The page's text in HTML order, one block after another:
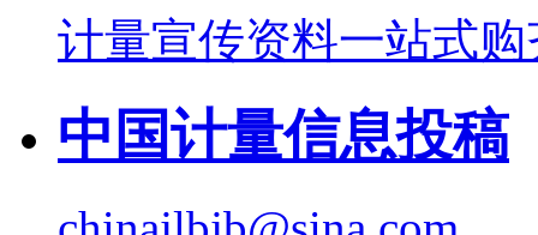
计量宣传资料一站式购
中国计量信息投稿